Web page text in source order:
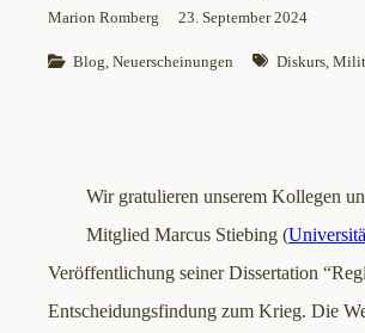
Marion Romberg 23. September 2024
Blog, Neuerscheinungen Diskurs,
Wir gratulieren unserem Kollegen
Mitglied Marcus Stiebing (
Veröffentlichung seiner Dissertation
Entscheidungsfindung zum Krieg. Die